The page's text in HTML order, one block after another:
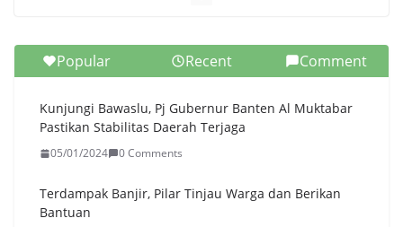
Popular Recent Comment
Kunjungi Bawaslu, Pj Gubernur Banten Al Muktabar
Pastikan Stabilitas Daerah Terjaga
05/01/2024 0 Comments
Terdampak Banjir, Pilar Tinjau Warga dan Berikan
Bantuan